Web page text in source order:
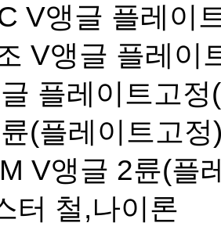
V앵글 플레이
V앵글 플레이
플레이트고정
(플레이트고정
V앵글 2륜(플
터 철,나이론